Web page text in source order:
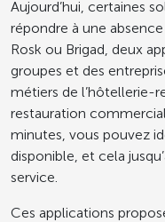
Aujourd’hui, certaines
répondre à une
Rosk ou Brigad, deux
groupes et des
métiers de l’hôtellerie-
restauration
minutes, vous pouvez
disponible, et cela
service.
Ces applications